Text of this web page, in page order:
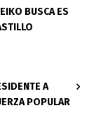
BUSCA ES
A
POPULAR